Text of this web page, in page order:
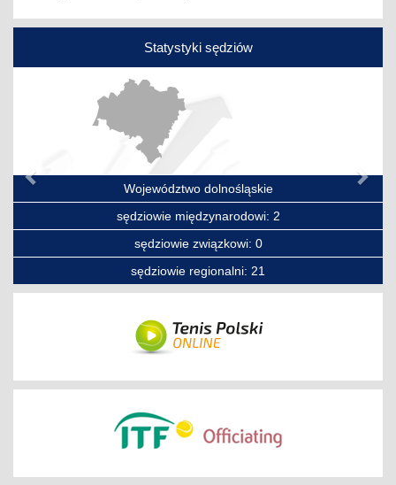
Statystyki sędziów
Województwo dolnośląskie
sędziowie międzynarodowi: 2
sędziowie związkowi: 0
sędziowie regionalni: 21